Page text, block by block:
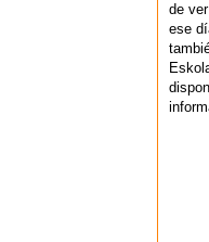
de
ese